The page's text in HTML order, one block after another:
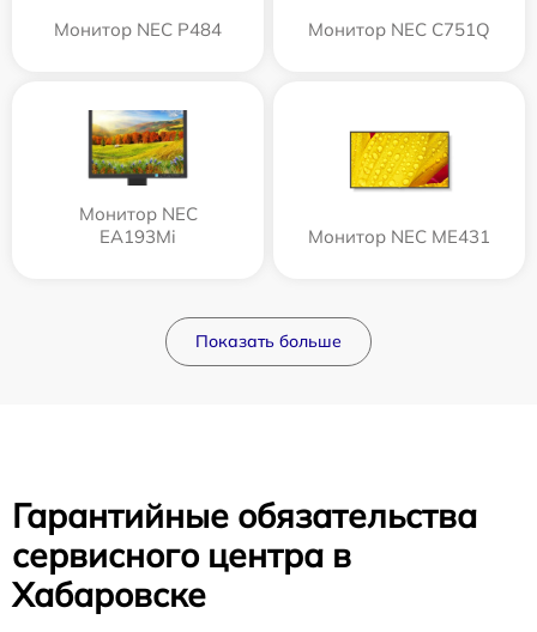
Монитор NEC P484 Монитор NEC C751Q
Монитор NEC
EA193Mi
Монитор NEC ME431
Показать больше
Гарантийные обязательства
сервисного центра в
Хабаровске